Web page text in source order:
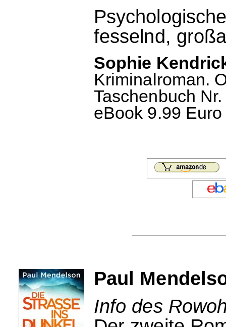
fesselnd,
Sophie
Kriminalroman.
Taschenbuch
eBook 9.99
Paul
Info des